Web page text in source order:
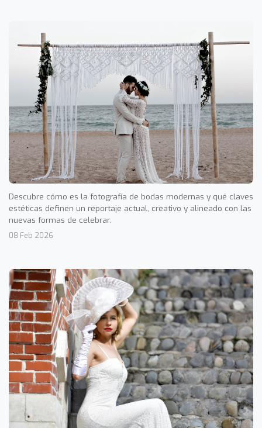
Descubre cómo es la fotografía de bodas modernas y qué claves
estéticas definen un reportaje actual, creativo y alineado con las
nuevas formas de celebrar.
08 Feb 2026